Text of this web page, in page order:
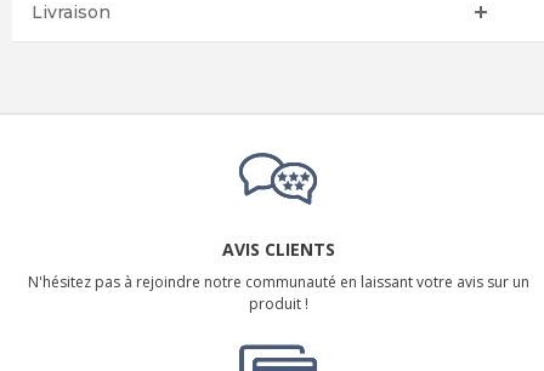
Livraison
AVIS CLIENTS
N'hésitez pas à rejoindre notre communauté en laissant votre avis sur un
produit !